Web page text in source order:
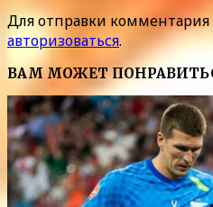
Для отправки
авторизоваться.
ВАМ МОЖЕТ